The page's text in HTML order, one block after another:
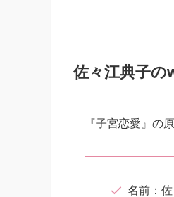
佐々江典子の
『子宮恋愛』の
名前：